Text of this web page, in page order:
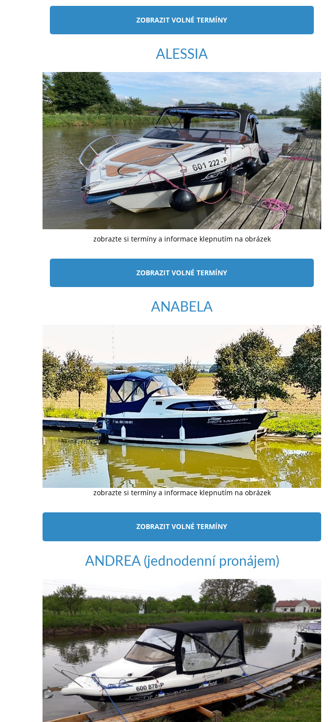
ZOBRAZIT VOLNÉ TERMÍNY
ALESSIA
zobrazte si termíny a informace klepnutím na obrázek
ZOBRAZIT VOLNÉ TERMÍNY
ANABELA
zobrazte si termíny a informace klepnutím na obrázek
ZOBRAZIT VOLNÉ TERMÍNY
ANDREA (jednodenní pronájem)